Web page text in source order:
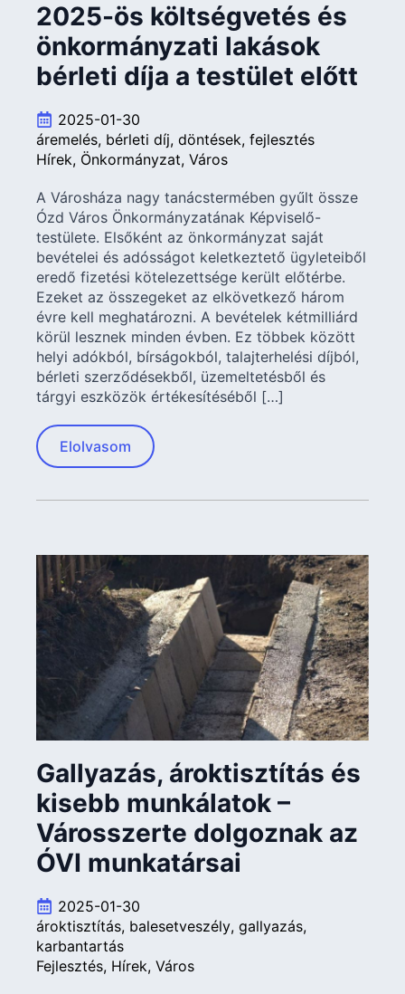
2025-ös költségvetés és
önkormányzati lakások
bérleti díja a testület előtt
2025-01-30
áremelés bérleti díj döntések fejlesztés
Hírek Önkormányzat Város
A Városháza nagy tanácstermében gyűlt össze
Ózd Város Önkormányzatának Képviselő-
testülete. Elsőként az önkormányzat saját
bevételei és adósságot keletkeztető ügyleteiből
eredő fizetési kötelezettsége került előtérbe.
Ezeket az összegeket az elkövetkező három
évre kell meghatározni. A bevételek kétmilliárd
körül lesznek minden évben. Ez többek között
helyi adókból, bírságokból, talajterhelési díjból,
bérleti szerződésekből, üzemeltetésből és
tárgyi eszközök értékesítéséből […]
Elolvasom
Gallyazás, ároktisztítás és
kisebb munkálatok –
Városszerte dolgoznak az
ÓVI munkatársai
2025-01-30
ároktisztítás balesetveszély gallyazás
karbantartás
Fejlesztés Hírek Város